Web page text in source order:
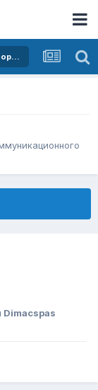
Покупка и продажа телекоммуникационного оборудования
Dimacspas